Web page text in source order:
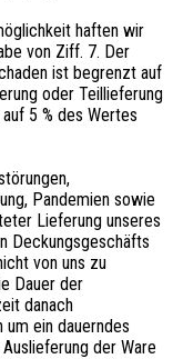
haften wir
von Ziff. 7. Der
ist begrenzt auf
oder Teillieferung
5 % des Wertes
Pandemien sowie
Lieferung unseres
Deckungsgeschäfts
von uns zu
Dauer der
danach
ein dauerndes
der Ware